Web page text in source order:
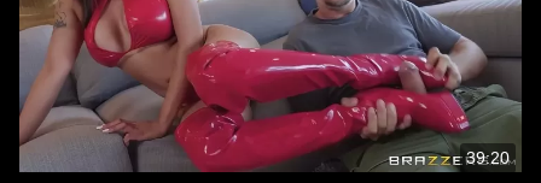
39:20